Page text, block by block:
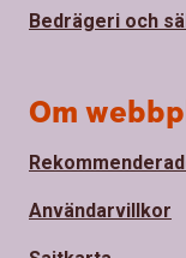
Bedrägeri och
Om
Användarvillkor